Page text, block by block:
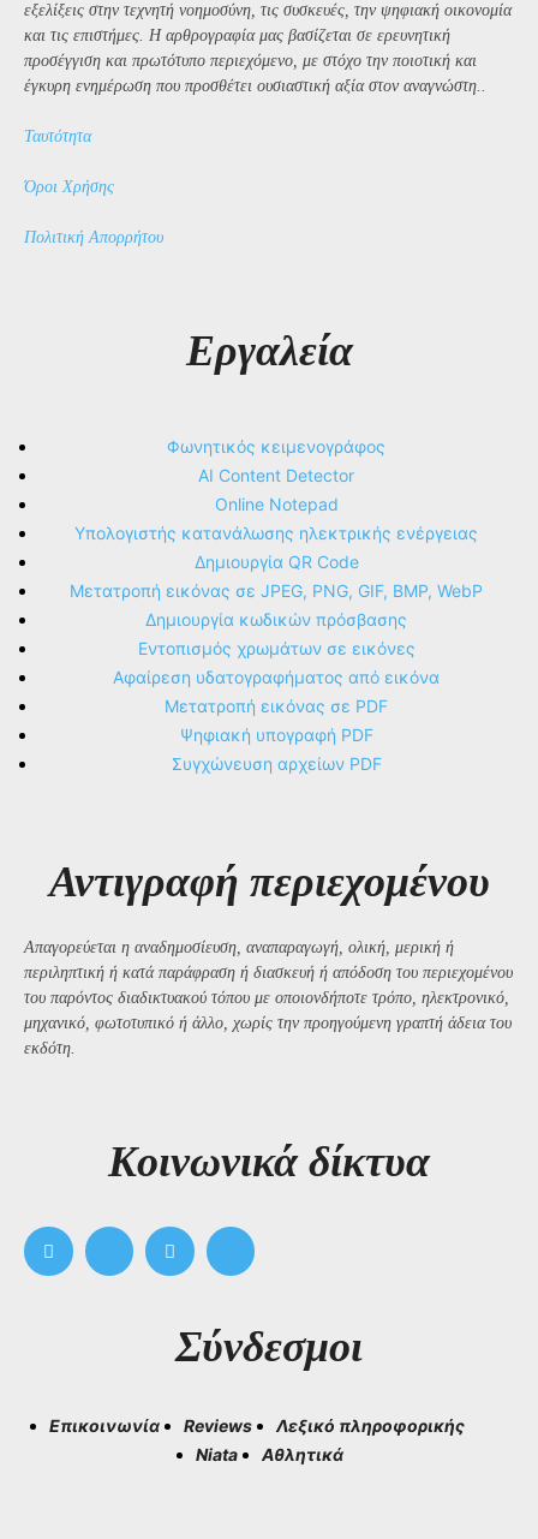
εξελίξεις στην τεχνητή νοημοσύνη, τις συσκευές, την ψηφιακή οικονομία
και τις επιστήμες. Η αρθρογραφία μας βασίζεται σε ερευνητική
προσέγγιση και πρωτότυπο περιεχόμενο, με στόχο την ποιοτική και
έγκυρη ενημέρωση που προσθέτει ουσιαστική αξία στον αναγνώστη..
Ταυτότητα
Όροι Χρήσης
Πολιτική Απορρήτου
Εργαλεία
Φωνητικός κειμενογράφος
AI Content Detector
Online Notepad
Υπολογιστής κατανάλωσης ηλεκτρικής ενέργειας
Δημιουργία QR Code
Μετατροπή εικόνας σε JPEG, PNG, GIF, BMP, WebP
Δημιουργία κωδικών πρόσβασης
Εντοπισμός χρωμάτων σε εικόνες
Αφαίρεση υδατογραφήματος από εικόνα
Μετατροπή εικόνας σε PDF
Ψηφιακή υπογραφή PDF
Συγχώνευση αρχείων PDF
Αντιγραφή περιεχομένου
Απαγορεύεται η αναδημοσίευση, αναπαραγωγή, ολική, μερική ή
περιληπτική ή κατά παράφραση ή διασκευή ή απόδοση του περιεχομένου
του παρόντος διαδικτυακού τόπου με οποιονδήποτε τρόπο, ηλεκτρονικό,
μηχανικό, φωτοτυπικό ή άλλο, χωρίς την προηγούμενη γραπτή άδεια του
εκδότη.
Kοινωνικά δίκτυα
Σύνδεσμοι
Επικοινωνία Reviews
Λεξικό πληροφορικής
Niata
Αθλητικά